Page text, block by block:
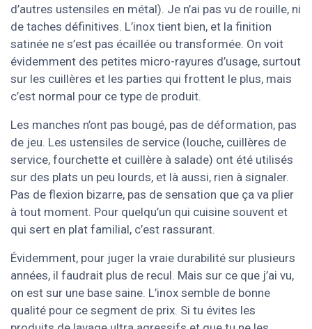
d’autres ustensiles en métal). Je n’ai pas vu de rouille, ni
de taches définitives. L’inox tient bien, et la finition
satinée ne s’est pas écaillée ou transformée. On voit
évidemment des petites micro-rayures d’usage, surtout
sur les cuillères et les parties qui frottent le plus, mais
c’est normal pour ce type de produit.
Les manches n’ont pas bougé, pas de déformation, pas
de jeu. Les ustensiles de service (louche, cuillères de
service, fourchette et cuillère à salade) ont été utilisés
sur des plats un peu lourds, et là aussi, rien à signaler.
Pas de flexion bizarre, pas de sensation que ça va plier
à tout moment. Pour quelqu’un qui cuisine souvent et
qui sert en plat familial, c’est rassurant.
Évidemment, pour juger la vraie durabilité sur plusieurs
années, il faudrait plus de recul. Mais sur ce que j’ai vu,
on est sur une base saine. L’inox semble de bonne
qualité pour ce segment de prix. Si tu évites les